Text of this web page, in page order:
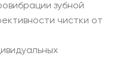
зубной
чистки от